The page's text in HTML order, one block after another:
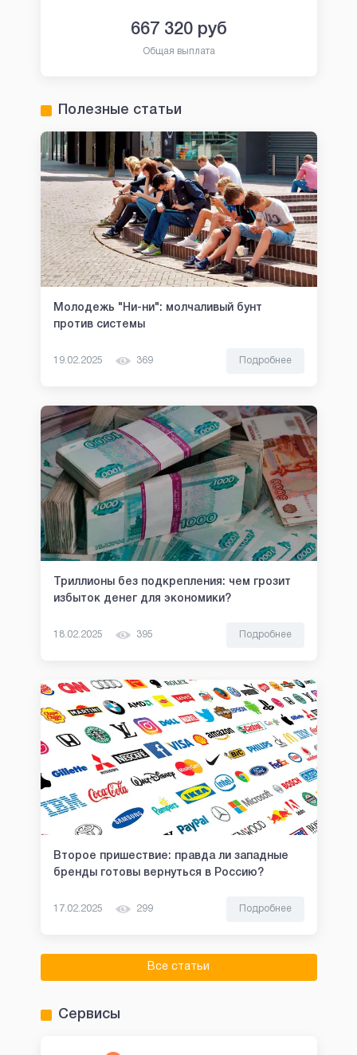
667 320руб
Общая выплата
Полезные статьи
Молодежь "Ни-ни": молчаливый бунт
против системы
19.02.2025 369 Подробнее
Триллионы без подкрепления: чем грозит
избыток денег для экономики?
18.02.2025 395 Подробнее
Второе пришествие: правда ли западные
бренды готовы вернуться в Россию?
17.02.2025 299 Подробнее
Все статьи
Сервисы